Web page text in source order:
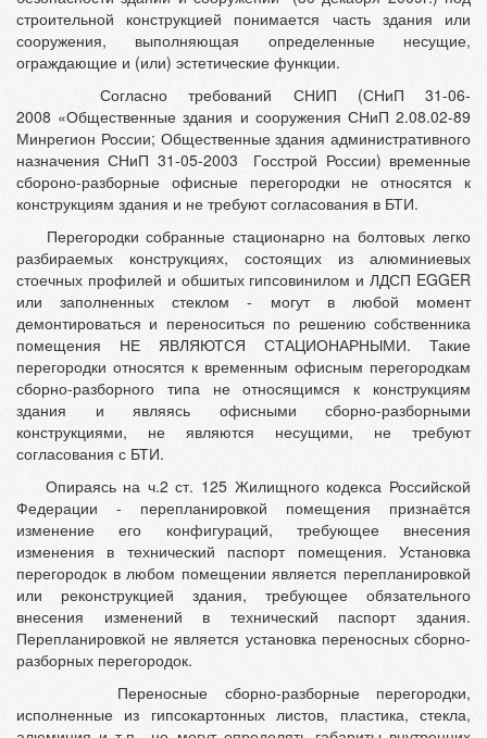
строительной конструкцией понимается часть здания или
сооружения, выполняющая определенные несущие,
ограждающие и (или) эстетические функции.
Согласно требований СНИП (СНиП 31-06-
2008 «Общественные здания и сооружения СНиП 2.08.02-89
Минрегион России; Общественные здания административного
назначения СНиП 31-05-2003 Госстрой России) временные
сбороно-разборные офисные перегородки не относятся к
конструкциям здания и не требуют согласования в БТИ.
Перегородки собранные стационарно на болтовых легко
разбираемых конструкциях, состоящих из алюминиевых
стоечных профилей и обшитых гипсовинилом и ЛДСП EGGER
или заполненных стеклом - могут в любой момент
демонтироваться и переноситься по решению собственника
помещения НЕ ЯВЛЯЮТСЯ СТАЦИОНАРНЫМИ. Такие
перегородки относятся к временным офисным перегородкам
сборно-разборного типа не относящимся к конструкциям
здания и являясь офисными сборно-разборными
конструкциями, не являются несущими, не требуют
согласования с БТИ.
Опираясь на ч.2 ст. 125 Жилищного кодекса Российской
Федерации - перепланировкой помещения признаётся
изменение его конфигураций, требующее внесения
изменения в технический паспорт помещения. Установка
перегородок в любом помещении является перепланировкой
или реконструкцией здания, требующее обязательного
внесения изменений в технический паспорт здания.
Перепланировкой не является установка переносных сборно-
разборных перегородок.
Переносные сборно-разборные перегородки,
исполненные из гипсокартонных листов, пластика, стекла,